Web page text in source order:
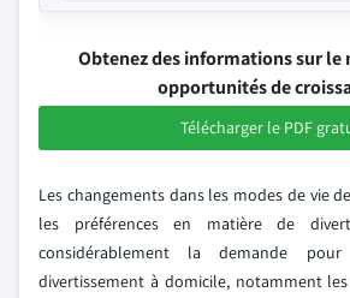
Obtenez des informations sur le
opportunités de
Télécharger le PDF
Les changements dans les modes de vie
les préférences en matière de
considérablement la demande
divertissement à domicile, notamment